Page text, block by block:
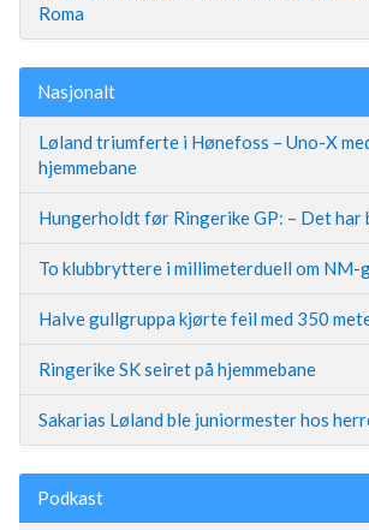
Roma
Nasjonalt
Løland triumferte i Hønefoss – Uno-X
hjemmebane
Hungerholdt før Ringerike GP: – Det
To klubbryttere i millimeterduell om NM-
Halve gullgruppa kjørte feil med 350
Ringerike SK seiret på hjemmebane
Sakarias Løland ble juniormester hos
Podkast